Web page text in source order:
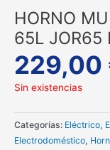
HORNO
65L JOR65
229,00
Sin existencias
Categorías: Eléctrico,
Electrodoméstico,